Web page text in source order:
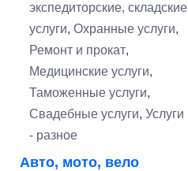
экспедиторские, складские
услуги, Охранные услуги,
Ремонт и прокат,
Медицинские услуги,
Таможенные услуги,
Свадебные услуги, Услуги
- разное
Авто, мото, вело